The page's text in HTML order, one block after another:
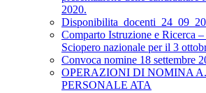
2020.
Comparto Istruzione e Ricerca
Sciopero nazionale per il 3
Convoca nomine 18 settembre
OPERAZIONI DI NOMINA
PERSONALE ATA